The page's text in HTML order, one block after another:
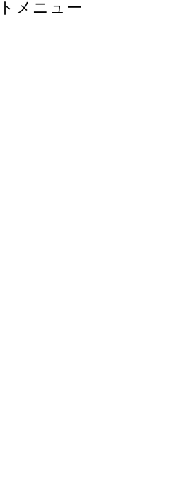
メニュー